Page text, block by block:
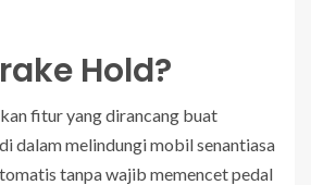
Hold?
fitur yang dirancang buat
dalam melindungi mobil senantiasa
tanpa wajib memencet pedal